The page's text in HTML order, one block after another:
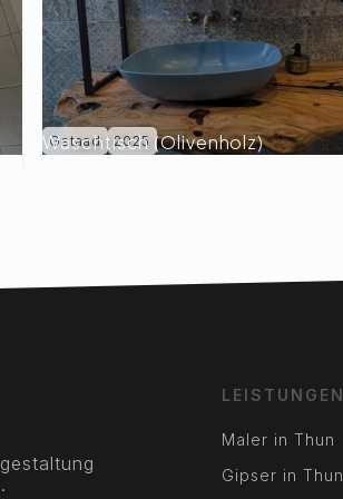
Waschtisch (Olivenholz)
Gstaad 2025
LEISTUNGEN
Maler in Thun
Gipser in Thun